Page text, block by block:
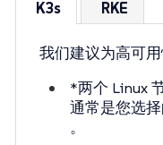
K3s RKE
我们建议为高可
*两个 Linux
通常是您选
。